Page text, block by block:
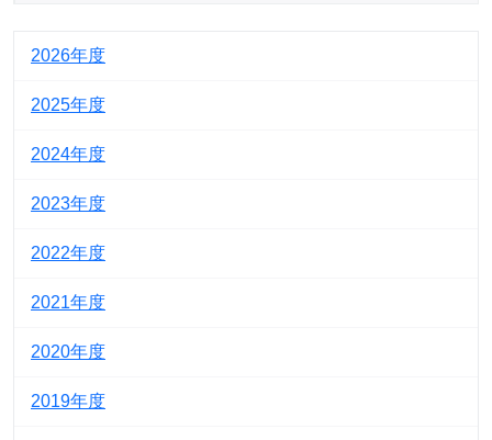
2026
2025
2024
2023
2022
2021
2020
2019